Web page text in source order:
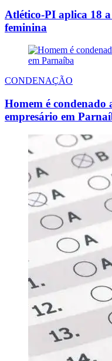
Atlético-PI aplica 18
feminina
CONDENAÇÃO
Homem é condenado
empresário em